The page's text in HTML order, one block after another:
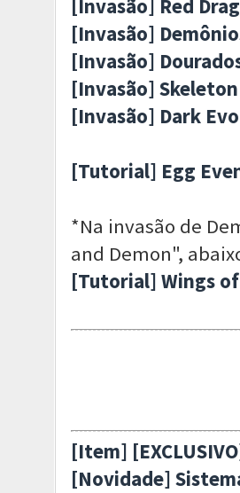
[Invasão] Red
[Invasão]
[Invasão]
[Invasão]
[Invasão] Dark
[Tutorial] Egg
*Na invasão de
and Demon",
[Tutorial] Wings
[Item]
[Novidade]